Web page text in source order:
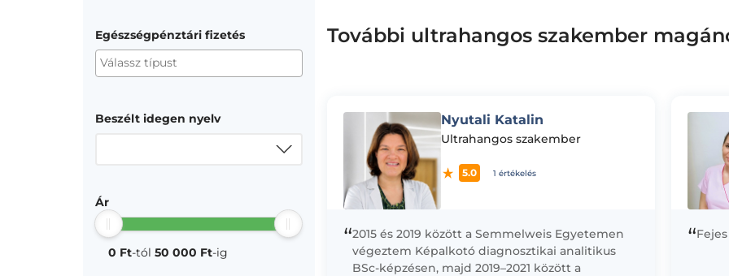
Egészségpénztári fizetés
Beszélt idegen nyelv
Ár
0 Ft-tól 50 000 Ft-ig
További ultrahangos szakember
Nyutali Katalin
Ultrahangos szakember
5.0 1 értékelés
“2015 és 2019 között a Semmelweis Egyetemen
végeztem Képalkotó diagnosztikai analitikus
BSc-képzésen, majd 2019–2021 között a
“